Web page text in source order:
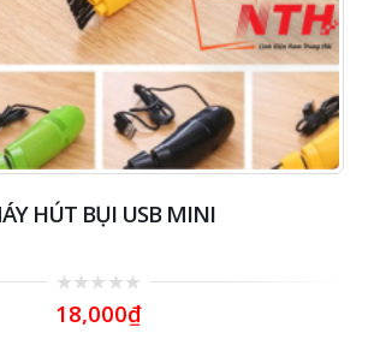
HÚT BỤI USB MINI
out
18,000₫